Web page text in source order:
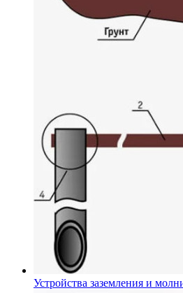
Устройства заземления и